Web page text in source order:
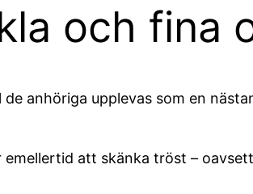
och fina
anhöriga upplevas som en
att skänka tröst –